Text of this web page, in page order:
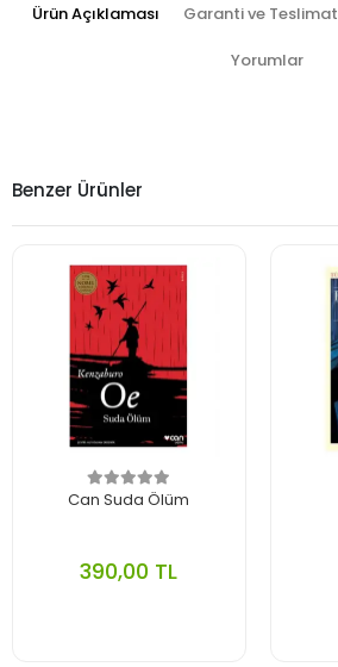
Ürün Açıklaması Garanti ve Teslimat
Yorumlar
Benzer Ürünler
Can Suda Ölüm
390,00 TL